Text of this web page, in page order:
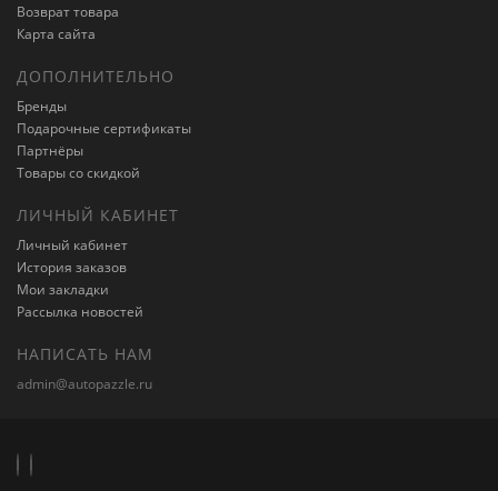
Возврат товара
Карта сайта
ДОПОЛНИТЕЛЬНО
Бренды
Подарочные сертификаты
Партнёры
Товары со скидкой
ЛИЧНЫЙ КАБИНЕТ
Личный кабинет
История заказов
Мои закладки
Рассылка новостей
НАПИСАТЬ НАМ
admin@autopazzle.ru